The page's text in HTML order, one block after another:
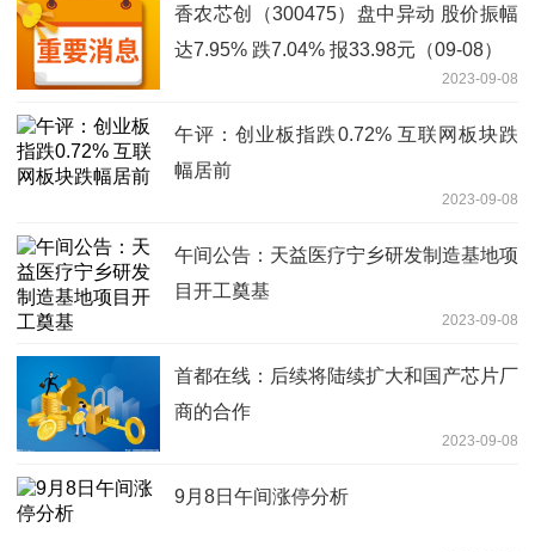
香农芯创（300475）盘中异动 股价振幅
达7.95% 跌7.04% 报33.98元（09-08）
2023-09-08
午评：创业板指跌0.72% 互联网板块跌
幅居前
2023-09-08
午间公告：天益医疗宁乡研发制造基地项
目开工奠基
2023-09-08
首都在线：后续将陆续扩大和国产芯片厂
商的合作
2023-09-08
9月8日午间涨停分析